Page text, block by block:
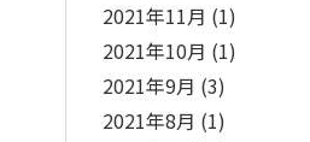
2021年11月 (1)
2021年10月 (1)
2021年9月 (3)
2021年8月 (1)